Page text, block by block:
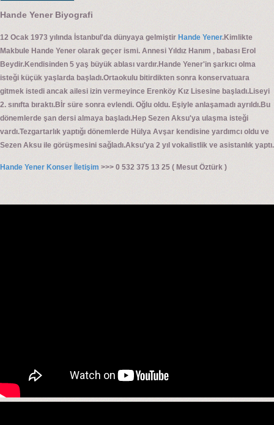
Hande Yener Biyografi
12 Ocak 1973 yılında İstanbul'da dünyaya gelmiştir Hande Yener.Kimlikte
Makbule Hande Yener olarak geçer ismi. Annesi Yıldız Hanım , babası Erol
Beydir.Kendisinden 5 yaş büyük ablası vardır.Hande Yener'in şarkıcı olma
isteği küçük yaşlarda başladı.Ortaokulu bitirdikten sonra konservatuara
gitmek istedi ancak ailesi izin vermeyince Erenköy Kız Lisesine başladı.Liseyi
2. sınıfta bıraktı.Bİr süre sonra evlendi. Oğlu oldu. Eşiyle anlaşamadı ayrıldı.Bu
dönemlerde şan dersi almaya başladı.Hep Sezen Aksu'ya ulaşma isteği
vardı.Tezgartarlık yaptığı dönemlerde Hülya Avşar kendisine yardımcı oldu ve
Sezen Aksu ile görüşmesini sağladı.Aksu'ya 2 yıl vokalistlik ve asistanlık yaptı.
Hande Yener Konser İletişim >>> 0 532 375 13 25 ( Mesut Öztürk )